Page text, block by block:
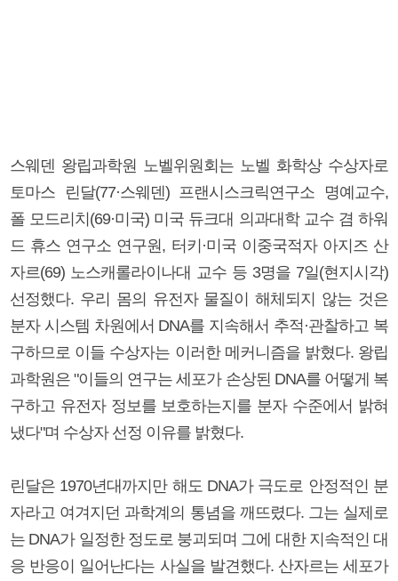
스웨덴 왕립과학원 노벨위원회는 노벨 화학상 수상자로
토마스 린달(77·스웨덴) 프랜시스크릭연구소 명예교수,
폴 모드리치(69·미국) 미국 듀크대 의과대학 교수 겸 하워
드 휴스 연구소 연구원, 터키·미국 이중국적자 아지즈 산
자르(69) 노스캐롤라이나대 교수 등 3명을 7일(현지시각)
선정했다. 우리 몸의 유전자 물질이 해체되지 않는 것은
분자 시스템 차원에서 DNA를 지속해서 추적·관찰하고 복
구하므로 이들 수상자는 이러한 메커니즘을 밝혔다. 왕립
과학원은 "이들의 연구는 세포가 손상된 DNA를 어떻게 복
구하고 유전자 정보를 보호하는지를 분자 수준에서 밝혀
냈다"며 수상자 선정 이유를 밝혔다.
린달은 1970년대까지만 해도 DNA가 극도로 안정적인 분
자라고 여겨지던 과학계의 통념을 깨뜨렸다. 그는 실제로
는 DNA가 일정한 정도로 붕괴되며 그에 대한 지속적인 대
응 반응이 일어난다는 사실을 발견했다. 산자르는 세포가